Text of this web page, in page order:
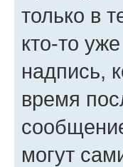
только в
кто-то
надпись,
время
могут